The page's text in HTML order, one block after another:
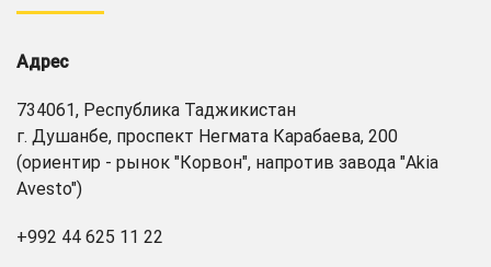
Адрес
734061, Республика Таджикистан
г. Душанбе, проспект Негмата Карабаева, 200
(ориентир - рынок "Корвон", напротив завода "Akia
Avesto")
+992 44 625 11 22